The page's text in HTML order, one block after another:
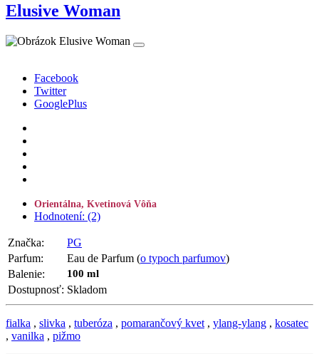
Elusive Woman
Facebook
Twitter
GooglePlus
Orientálna, Kvetinová Vôňa
Hodnotení: (2)
Značka:
PG
Parfum:
Eau de Parfum (o typoch parfumov)
Balenie:
100 ml
Dostupnosť: Skladom
fialka , slivka , tuberóza , pomarančový kvet , ylang-ylang , kosatec
, vanilka , pižmo